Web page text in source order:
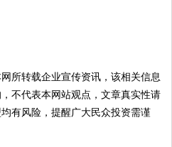
所转载企业宣传资讯，该相关信息
不代表本网站观点，文章真实性请
有风险，提醒广大民众投资需谨